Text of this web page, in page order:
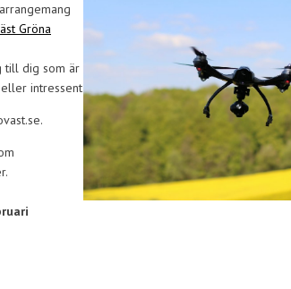
Gröna
till dig som är
intressent